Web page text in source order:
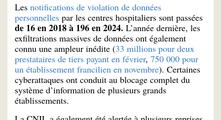
Les notifications de violation de données
personnelles par les centres hospitaliers sont passées
de 16 en 2018 à 196 en 2024. L’année dernière, les
exfiltrations massives de données ont également
connu une ampleur inédite (33 millions pour deux
prestataires de tiers payant en février, 750 000 pour
un établissement francilien en novembre). Certaines
cyberattaques ont conduit au blocage complet du
système d’information de plusieurs grands
établissements.